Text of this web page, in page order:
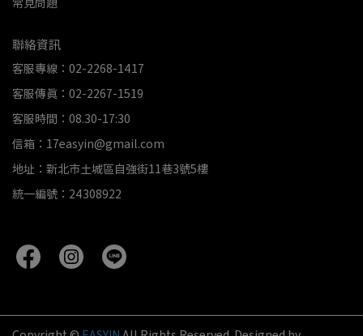
聯絡資訊
客服專線：02-2268-1417
客服傳真：02-2267-1519
客服時間：08.30-17:30
信箱：17easyin@gmail.com
地址：新北市土城區自強街11巷3號5樓
統一編號：24308922